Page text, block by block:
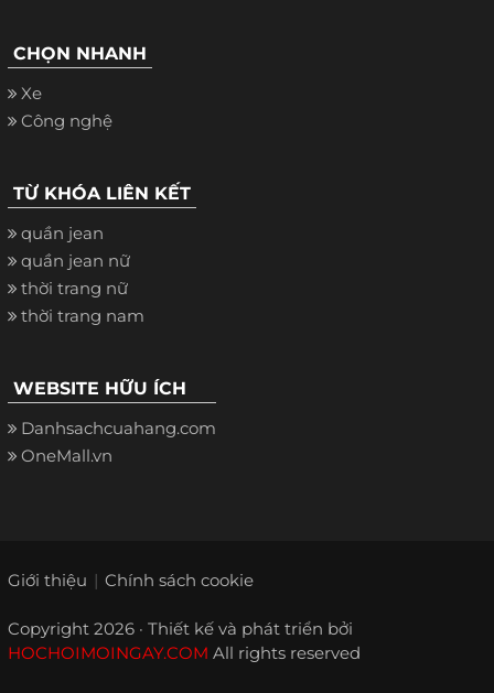
CHỌN NHANH
Xe
Công nghệ
TỪ KHÓA LIÊN KẾT
quần jean
quần jean nữ
thời trang nữ
thời trang nam
WEBSITE HỮU ÍCH
Danhsachcuahang.com
OneMall.vn
Giới thiệu Chính sách cookie
Copyright 2026 · Thiết kế và phát triển bởi
HOCHOIMOINGAY.COM All rights reserved